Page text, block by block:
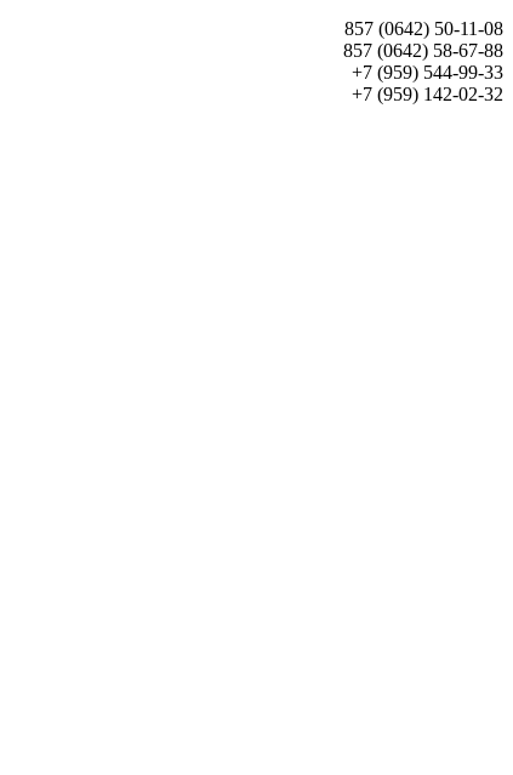
857 (0642) 50-11-08
857 (0642) 58-67-88
+7 (959) 544-99-33
+7 (959) 142-02-32